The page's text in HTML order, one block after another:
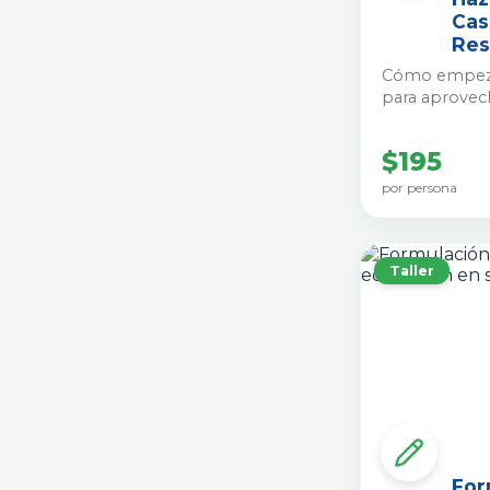
Cómo
para
potente
precio se
$195
por persona
Taller